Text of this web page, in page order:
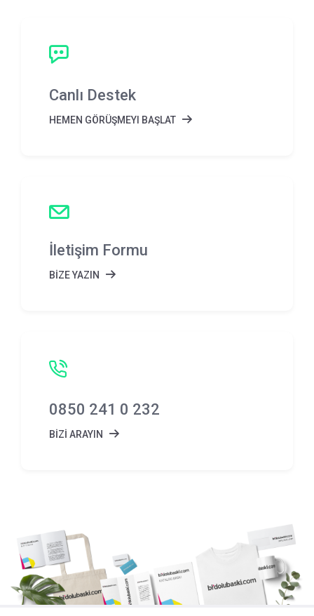
Canlı Destek
HEMEN GÖRÜŞMEYI BAŞLAT
İletişim Formu
BİZE YAZIN
0850 241 0 232
BİZİ ARAYIN